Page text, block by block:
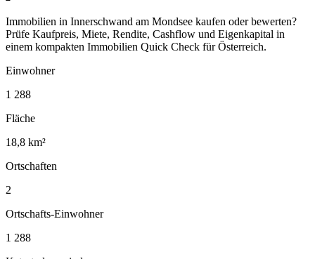
Immobilien in Innerschwand am Mondsee kaufen oder bewerten?
Prüfe Kaufpreis, Miete, Rendite, Cashflow und Eigenkapital in
einem kompakten Immobilien Quick Check für Österreich.
Einwohner
1 288
Fläche
18,8 km²
Ortschaften
2
Ortschafts-Einwohner
1 288